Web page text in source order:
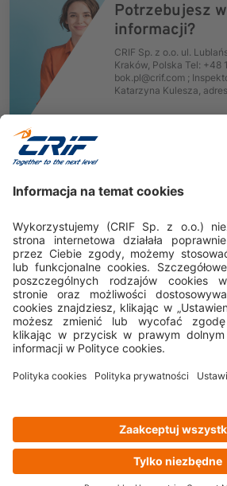
Potrzebujesz
informacji?
CRIF Sp. z o.o. ul.
Kraków, Polska Tel: +48
bok.pl@crif.com ;
Katarzyna Kulesza,
Kontakt
Sprawdź kontakty w biurach
Kontakty międzynarodowe w
Polityka prywatności
Regulamin CSP
Privacy policy
© 2023 CRIF Sp. z o.o. | Wszelkie prawa